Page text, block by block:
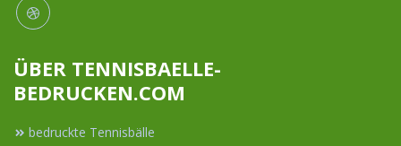
ÜBER TENNISBAELLE-
BEDRUCKEN.COM
bedruckte Tennisbälle